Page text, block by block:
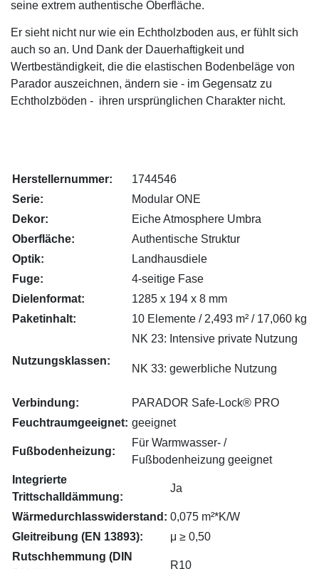
seine extrem authentische Oberfläche.
Er sieht nicht nur wie ein Echtholzboden aus, er fühlt sich
auch so an. Und Dank der Dauerhaftigkeit und
Wertbeständigkeit, die die elastischen Bodenbeläge von
Parador auszeichnen, ändern sie - im Gegensatz zu
Echtholzböden - ihren ursprünglichen Charakter nicht.
Herstellernummer:
1744546
Serie:
Modular ONE
Dekor:
Eiche Atmosphere Umbra
Oberfläche:
Authentische Struktur
Optik:
Landhausdiele
Fuge:
4-seitige Fase
Dielenformat:
1285 x 194 x 8 mm
Paketinhalt:
10 Elemente / 2,493 m² / 17,060 kg
Nutzungsklassen:
NK 23: Intensive private Nutzung
NK 33: gewerbliche Nutzung
Verbindung:
PARADOR Safe-Lock® PRO
Feuchtraumgeeignet: geeignet
Fußbodenheizung:
Für Warmwasser- /
Fußbodenheizung geeignet
Integrierte
Trittschalldämmung:
Ja
Wärmedurchlasswiderstand: 0,075 m²*K/W
Gleitreibung (EN 13893):
μ ≥ 0,50
Rutschhemmung (DIN
R10